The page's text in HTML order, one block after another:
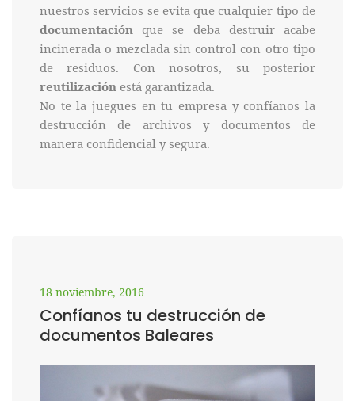
nuestros servicios se evita que cualquier tipo de
documentación que se deba destruir acabe
incinerada o mezclada sin control con otro tipo
de residuos. Con nosotros, su posterior
reutilización está garantizada.
No te la juegues en tu empresa y confíanos la
destrucción de archivos y documentos de
manera confidencial y segura.
18 noviembre, 2016
Confíanos tu destrucción de
documentos Baleares